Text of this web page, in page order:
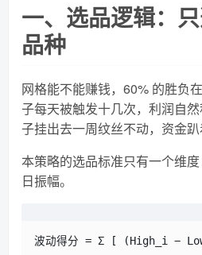
一、选品逻辑：
品种
网格能不能赚钱，60% 的胜负
子每天被触发十几次，利润自
子挂出去一周纹丝不动，资金趴
本策略的选品标准只有一个维
日振幅。